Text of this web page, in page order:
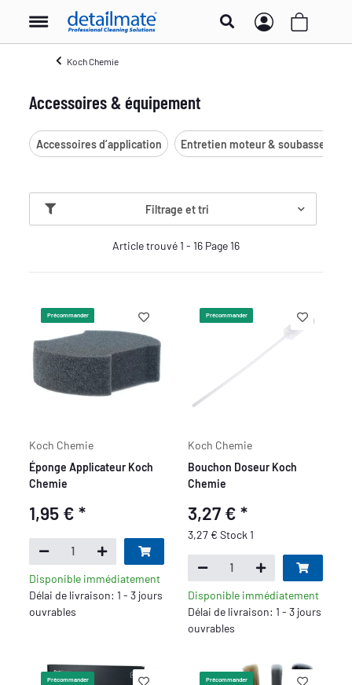
Koch Chemie
Accessoires & équipement
Accessoires d’application Entretien moteur & soubassement
Filtrage et tri
Article trouvé 1 - 16 Page 16
Précommander
Koch Chemie
Éponge Applicateur Koch
Chemie
1,95 €*
Disponible immédiatement
Délai de livraison: 1 - 3 jours
ouvrables
Précommander
Koch Chemie
Bouchon Doseur Koch
Chemie
3,27 € *
3,27 € Stock 1
Disponible immédiatement
Délai de livraison: 1 - 3 jours
ouvrables
Précommander Précommander